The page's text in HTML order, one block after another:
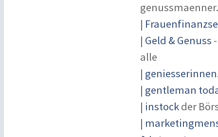
|
| Geld & Genuss
alle
|
| gentleman
| instockder
|